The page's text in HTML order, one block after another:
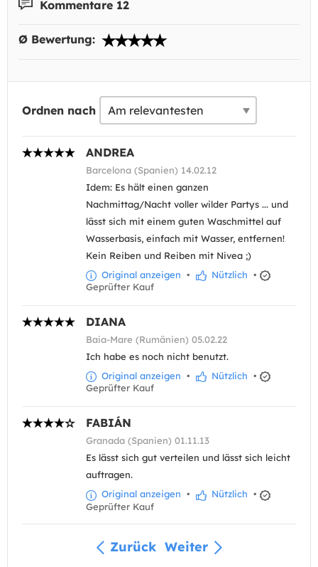
Kommentare 12
Ø Bewertung:
Ordnen nach
ANDREA
Barcelona (Spanien) 14.02.12
Idem: Es hält einen ganzen
Nachmittag/Nacht voller wilder Partys ... und
lässt sich mit einem guten Waschmittel auf
Wasserbasis, einfach mit Wasser, entfernen!
Kein Reiben und Reiben mit Nivea ;)
Original anzeigen • Nützlich •
Geprüfter Kauf
DIANA
Baia-Mare (Rumänien) 05.02.22
Ich habe es noch nicht benutzt.
Original anzeigen • Nützlich •
Geprüfter Kauf
FABIÁN
Granada (Spanien) 01.11.13
Es lässt sich gut verteilen und lässt sich leicht
auftragen.
Original anzeigen • Nützlich •
Geprüfter Kauf
Zurück Weiter